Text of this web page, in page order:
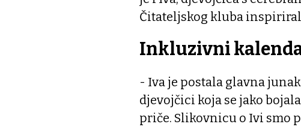
Čitateljskog kluba
Inkluzivni
- Iva je postala glavna
djevojčici koja se jako
priče. Slikovnicu o Ivi smo